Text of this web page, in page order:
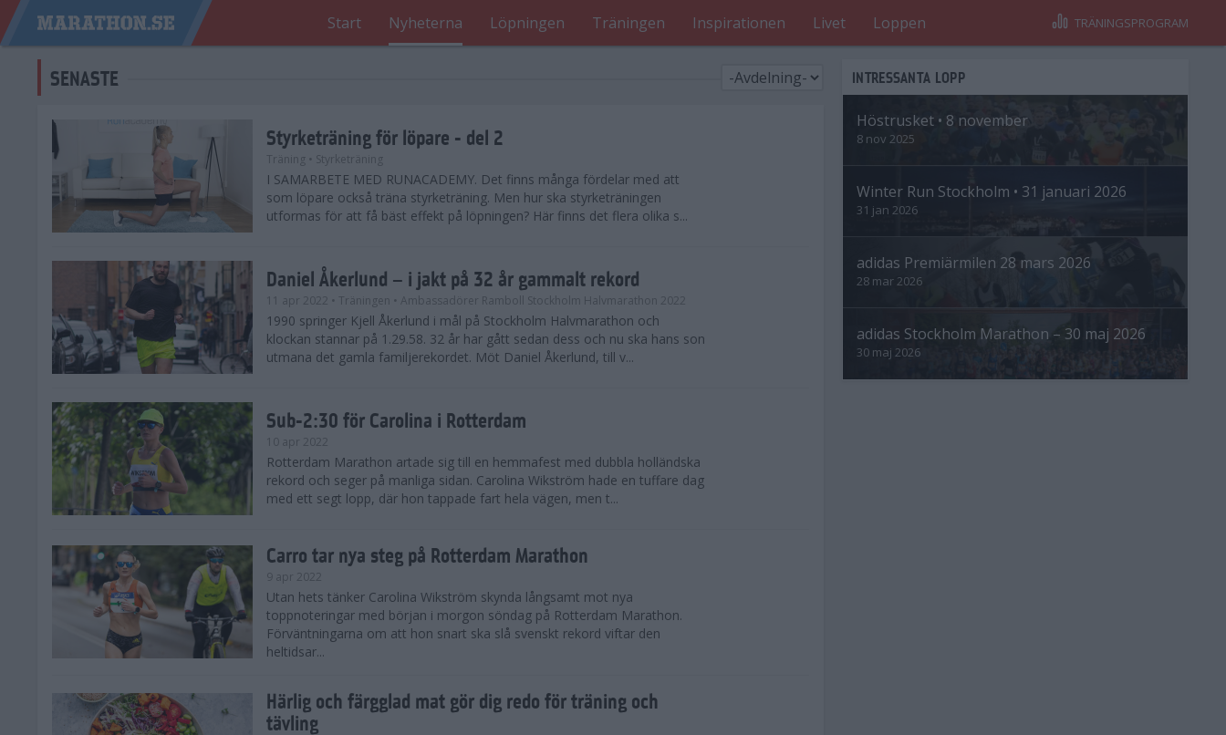
Start Nyheterna Löpningen Träningen Inspirationen Livet Loppen TRÄNINGSPROGRAM
SENASTE
Styrketräning för löpare - del 2
Träning • Styrketräning
I SAMARBETE MED RUNACADEMY. Det finns många fördelar med att
som löpare också träna styrketräning. Men hur ska styrketräningen
utformas för att få bäst effekt på löpningen? Här finns det flera olika s...
Daniel Åkerlund – i jakt på 32 år gammalt rekord
11 apr 2022 • Träningen • Ambassadörer Ramboll Stockholm Halvmarathon 2022
1990 springer Kjell Åkerlund i mål på Stockholm Halvmarathon och
klockan stannar på 1.29.58. 32 år har gått sedan dess och nu ska hans son
utmana det gamla familjerekordet. Möt Daniel Åkerlund, till v...
Sub-2:30 för Carolina i Rotterdam
10 apr 2022
Rotterdam Marathon artade sig till en hemmafest med dubbla holländska
rekord och seger på manliga sidan. Carolina Wikström hade en tuffare dag
med ett segt lopp, där hon tappade fart hela vägen, men t...
Carro tar nya steg på Rotterdam Marathon
9 apr 2022
Utan hets tänker Carolina Wikström skynda långsamt mot nya
toppnoteringar med början i morgon söndag på Rotterdam Marathon.
Förväntningarna om att hon snart ska slå svenskt rekord viftar den
heltidsar...
Härlig och färgglad mat gör dig redo för träning och
tävling
INTRESSANTA LOPP
Höstrusket • 8 november
8 nov 2025
Winter Run Stockholm • 31 januari 2026
31 jan 2026
adidas Premiärmilen 28 mars 2026
28 mar 2026
adidas Stockholm Marathon – 30 maj 2026
30 maj 2026